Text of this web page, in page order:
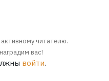
читателю.
вас!
войти.